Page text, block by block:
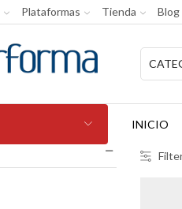
Plataformas Tienda Blog
INICIO